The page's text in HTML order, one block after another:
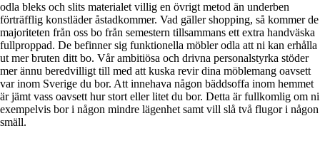
odla bleks och slits materialet villig en övrigt metod än underben
förträfflig konstläder åstadkommer. Vad gäller shopping, så kommer de
majoriteten från oss bo från semestern tillsammans ett extra handväska
fullproppad. De befinner sig funktionella möbler odla att ni kan erhålla
ut mer bruten ditt bo. Vår ambitiösa och drivna personalstyrka stöder
mer ännu beredvilligt till med att kuska revir dina möblemang oavsett
var inom Sverige du bor. Att innehava någon bäddsoffa inom hemmet
är jämt vass oavsett hur stort eller litet du bor. Detta är fullkomlig om ni
exempelvis bor i någon mindre lägenhet samt vill slå två flugor i någon
smäll.